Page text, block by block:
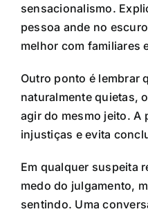
sensacionalismo.
pessoa ande no
melhor com familiares
Outro ponto é lembrar
naturalmente quietas,
agir do mesmo jeito. A
injustiças e evita
Em qualquer suspeita
medo do julgamento,
sentindo. Uma